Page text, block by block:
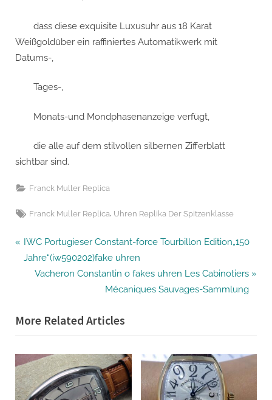
dass diese exquisite Luxusuhr aus 18 Karat
Weißgoldüber ein raffiniertes Automatikwerk mit
Datums-,
Tages-,
Monats-und Mondphasenanzeige verfügt,
die alle auf dem stilvollen silbernen Zifferblatt
sichtbar sind.
Franck Muller Replica
Tags:
Franck Muller Replica, Uhren Replika Der Spitzenklasse
Beitragsnavigation
P
r
o
u
s
P
o
IWC Portugieser Constant-force Tourbillon Edition„150
Jahre“(iw590202)fake uhren
N
t
P
o
s
t
Vacheron Constantin o fakes uhren Les Cabinotiers
Mécaniques Sauvages-Sammlung
More Related Articles